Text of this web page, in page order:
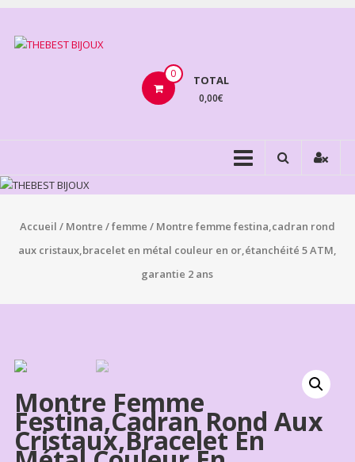
Aller
contenu
BIJOUX
0 TOTAL
0,00€
Accueil / Montre /femme / Montre femme festina,cadran rond
aux cristaux,bracelet en métal couleur en or,étanchéité 5 ATM,
garantie 2 ans
Montre Femme
Festina,cadran Rond Aux
Cristaux,bracelet En